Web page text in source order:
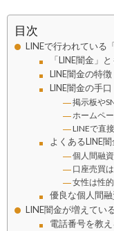
目次
LINEで行われている
「LINE闇金」
LINE闇金の特徴
LINE闇金の手口
掲示板や
ホームペ
LINEで直
よくあるLINE
個人間融
口座売買
女性は性
優良な個人間
LINE闇金が増えてい
電話番号を教